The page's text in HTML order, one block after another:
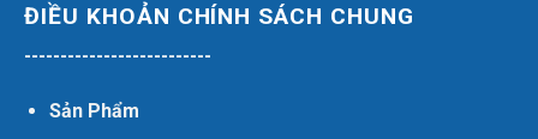
ĐIỀU KHOẢN CHÍNH SÁCH CHUNG
--------------------------
Sản Phẩm